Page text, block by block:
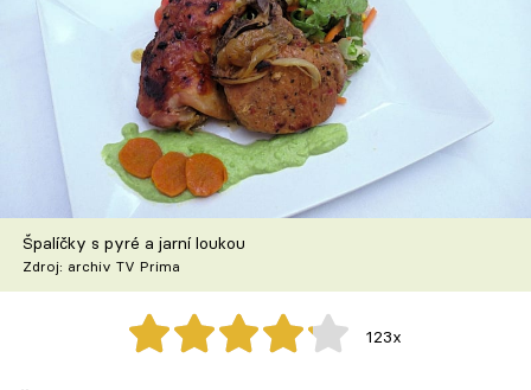
Články
TV Program
Škola vaření
Recepty z TV
Speciál: Cuketa
Těhotnej kuchař
Špalíčky s pyré a jarní loukou
Zdroj: archiv TV Prima
123x